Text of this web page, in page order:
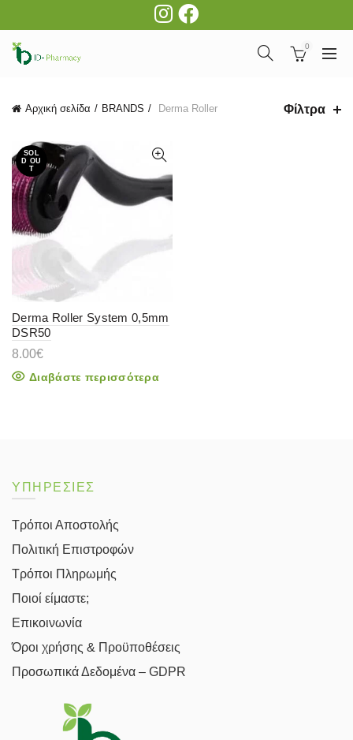
0
Αρχική σελίδα BRANDS Derma Roller Φίλτρα
SOL
D OU
T
Derma Roller System 0,5mm
DSR50
8.00€
Διαβάστε περισσότερα
ΥΠΗΡΕΣΙΕΣ
Τρόποι Αποστολής
Πολιτική Επιστροφών
Τρόποι Πληρωμής
Ποιοί είμαστε;
Επικοινωνία
Όροι χρήσης & Προϋποθέσεις
Προσωπικά Δεδομένα – GDPR